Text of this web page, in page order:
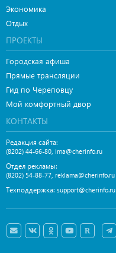
Экономика
Отдых
ПРОЕКТЫ
Городская афиша
Прямые трансляции
Гид по Череповцу
Мой комфортный двор
КОНТАКТЫ
Редакция сайта:
(8202) 44-66-80, ima@cherinfo.ru
Отдел рекламы:
(8202) 54-88-77, reklama@cherinfo.ru
Техподдержка: support@cherinfo.ru